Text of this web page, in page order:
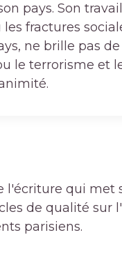
pays. Son
fractures
ne brille pas
le terrorisme et
l'écriture qui met
de qualité sur
parisiens.